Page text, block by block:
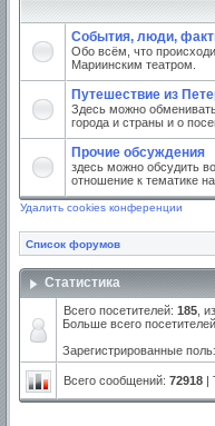
События, люди,
Обо всём, что
Мариинским театром.
Путешествие из
Здесь можно
города и страны и о
Прочие обсуждения
здесь можно обсудить
отношение к тематике
Удалить cookies конференции
Список форумов
Статистика
Всего посетителей: 185 ,
Больше всего
Зарегистрированные
Всего сообщений: 72918 |